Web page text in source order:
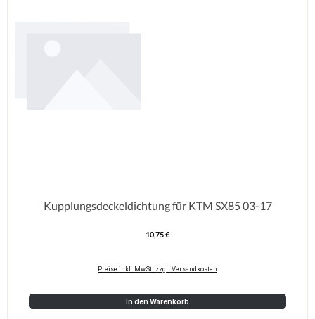
Kupplungsdeckeldichtung für KTM SX85 03-17
Regulärer Preis:
10,75 €
Preise inkl. MwSt. zzgl. Versandkosten
In den Warenkorb